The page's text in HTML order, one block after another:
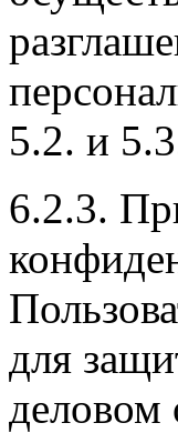
5.2. и
6.2.3.
для
деловом